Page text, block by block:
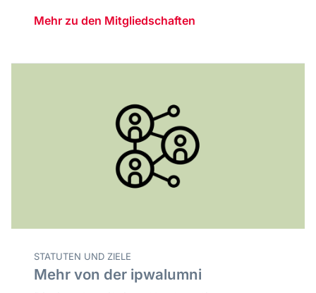
Mehr zu den Mitgliedschaften
STATUTEN UND ZIELE
Mehr von der ipwalumni